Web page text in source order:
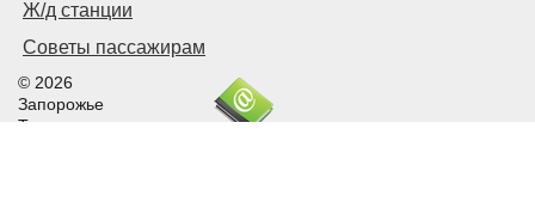
Ж/д станции
Советы пассажирам
© 2026
Запорожье
Транспортное